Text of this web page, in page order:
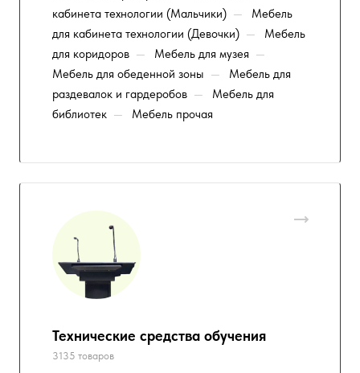
кабинета технологии (Мальчики) —
Мебель
для кабинета технологии (Девочки) —
Мебель
для коридоров — Мебель для музея —
Мебель для обеденной зоны —
Мебель для
раздевалок и гардеробов —
Мебель для
библиотек — Мебель прочая
Технические средства обучения
3135 товаров